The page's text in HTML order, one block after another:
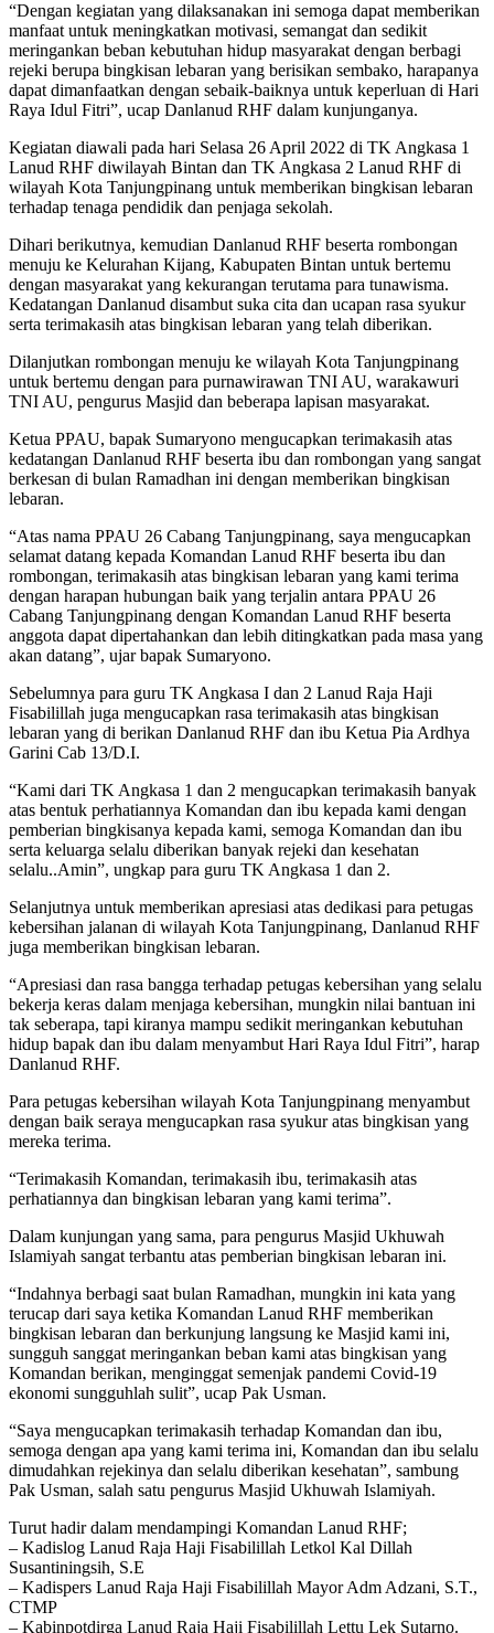
“Dengan kegiatan yang dilaksanakan ini semoga dapat memberikan
manfaat untuk meningkatkan motivasi, semangat dan sedikit
meringankan beban kebutuhan hidup masyarakat dengan berbagi
rejeki berupa bingkisan lebaran yang berisikan sembako, harapanya
dapat dimanfaatkan dengan sebaik-baiknya untuk keperluan di Hari
Raya Idul Fitri”, ucap Danlanud RHF dalam kunjunganya.
Kegiatan diawali pada hari Selasa 26 April 2022 di TK Angkasa 1
Lanud RHF diwilayah Bintan dan TK Angkasa 2 Lanud RHF di
wilayah Kota Tanjungpinang untuk memberikan bingkisan lebaran
terhadap tenaga pendidik dan penjaga sekolah.
Dihari berikutnya, kemudian Danlanud RHF beserta rombongan
menuju ke Kelurahan Kijang, Kabupaten Bintan untuk bertemu
dengan masyarakat yang kekurangan terutama para tunawisma.
Kedatangan Danlanud disambut suka cita dan ucapan rasa syukur
serta terimakasih atas bingkisan lebaran yang telah diberikan.
Dilanjutkan rombongan menuju ke wilayah Kota Tanjungpinang
untuk bertemu dengan para purnawirawan TNI AU, warakawuri
TNI AU, pengurus Masjid dan beberapa lapisan masyarakat.
Ketua PPAU, bapak Sumaryono mengucapkan terimakasih atas
kedatangan Danlanud RHF beserta ibu dan rombongan yang sangat
berkesan di bulan Ramadhan ini dengan memberikan bingkisan
lebaran.
“Atas nama PPAU 26 Cabang Tanjungpinang, saya mengucapkan
selamat datang kepada Komandan Lanud RHF beserta ibu dan
rombongan, terimakasih atas bingkisan lebaran yang kami terima
dengan harapan hubungan baik yang terjalin antara PPAU 26
Cabang Tanjungpinang dengan Komandan Lanud RHF beserta
anggota dapat dipertahankan dan lebih ditingkatkan pada masa yang
akan datang”, ujar bapak Sumaryono.
Sebelumnya para guru TK Angkasa I dan 2 Lanud Raja Haji
Fisabilillah juga mengucapkan rasa terimakasih atas bingkisan
lebaran yang di berikan Danlanud RHF dan ibu Ketua Pia Ardhya
Garini Cab 13/D.I.
“Kami dari TK Angkasa 1 dan 2 mengucapkan terimakasih banyak
atas bentuk perhatiannya Komandan dan ibu kepada kami dengan
pemberian bingkisanya kepada kami, semoga Komandan dan ibu
serta keluarga selalu diberikan banyak rejeki dan kesehatan
selalu..Amin”, ungkap para guru TK Angkasa 1 dan 2.
Selanjutnya untuk memberikan apresiasi atas dedikasi para petugas
kebersihan jalanan di wilayah Kota Tanjungpinang, Danlanud RHF
juga memberikan bingkisan lebaran.
“Apresiasi dan rasa bangga terhadap petugas kebersihan yang selalu
bekerja keras dalam menjaga kebersihan, mungkin nilai bantuan ini
tak seberapa, tapi kiranya mampu sedikit meringankan kebutuhan
hidup bapak dan ibu dalam menyambut Hari Raya Idul Fitri”, harap
Danlanud RHF.
Para petugas kebersihan wilayah Kota Tanjungpinang menyambut
dengan baik seraya mengucapkan rasa syukur atas bingkisan yang
mereka terima.
“Terimakasih Komandan, terimakasih ibu, terimakasih atas
perhatiannya dan bingkisan lebaran yang kami terima”.
Dalam kunjungan yang sama, para pengurus Masjid Ukhuwah
Islamiyah sangat terbantu atas pemberian bingkisan lebaran ini.
“Indahnya berbagi saat bulan Ramadhan, mungkin ini kata yang
terucap dari saya ketika Komandan Lanud RHF memberikan
bingkisan lebaran dan berkunjung langsung ke Masjid kami ini,
sungguh sanggat meringankan beban kami atas bingkisan yang
Komandan berikan, menginggat semenjak pandemi Covid-19
ekonomi sungguhlah sulit”, ucap Pak Usman.
“Saya mengucapkan terimakasih terhadap Komandan dan ibu,
semoga dengan apa yang kami terima ini, Komandan dan ibu selalu
dimudahkan rejekinya dan selalu diberikan kesehatan”, sambung
Pak Usman, salah satu pengurus Masjid Ukhuwah Islamiyah.
Turut hadir dalam mendampingi Komandan Lanud RHF;
– Kadislog Lanud Raja Haji Fisabilillah Letkol Kal Dillah
Susantiningsih, S.E
– Kadispers Lanud Raja Haji Fisabilillah Mayor Adm Adzani, S.T.,
CTMP
– Kabinpotdirga Lanud Raja Haji Fisabilillah Lettu Lek Sutarno.